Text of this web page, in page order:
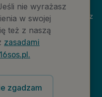
z budżetu państwa, przez
publicznego:
i komunikacji –
18 884 808,00 zł.
nie wyrażasz
w swojej
też z naszą
zasadami
zgadzam